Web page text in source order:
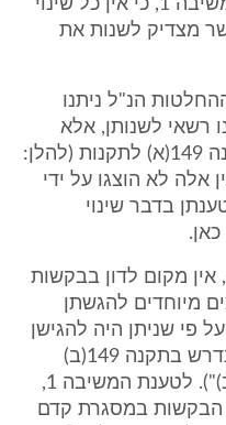
7. לאור האמור לעיל, טוענת המשיבה 1, כי אין כל שינוי
מצדיק לשנות את
המשיבה 1, כי ההחלטות הנ"ל ניתנו
רשאי לשנותן, אלא
מטעמים מיוחדים, כאמור בתקנה 149(א) לתקנות (להלן:
אלה לא הוצגו על ידי
בדבר שינוי
יתרה מזאת, לטענת המשיבה 1, אין מקום לדון בבקשות
מיוחדים להגשתן
פי שניתן היה להגישן
בטרם נסתיים קדם המשפט, כנדרש בתקנה 149(ב)
לתקנות (להלן: "תקנה משנה (ב)"). לטענת המשיבה 1,
הבקשות במסגרת קדם